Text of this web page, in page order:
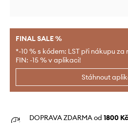
FINAL SALE %
*-10 % s kódem: LST při nákupu za
FIN: -15 % v aplikaci!
Stáhnout
DOPRAVA ZDARMA od 1800 Kč